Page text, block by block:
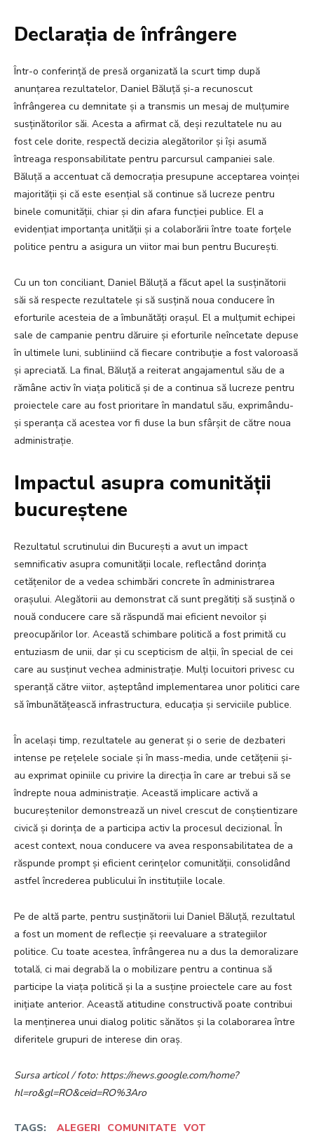
Declarația de înfrângere
Într-o conferință de presă organizată la scurt timp după
anunțarea rezultatelor, Daniel Băluță și-a recunoscut
înfrângerea cu demnitate și a transmis un mesaj de mulțumire
susținătorilor săi. Acesta a afirmat că, deși rezultatele nu au
fost cele dorite, respectă decizia alegătorilor și își asumă
întreaga responsabilitate pentru parcursul campaniei sale.
Băluță a accentuat că democrația presupune acceptarea voinței
majorității și că este esențial să continue să lucreze pentru
binele comunității, chiar și din afara funcției publice. El a
evidențiat importanța unității și a colaborării între toate forțele
politice pentru a asigura un viitor mai bun pentru București.
Cu un ton conciliant, Daniel Băluță a făcut apel la susținătorii
săi să respecte rezultatele și să susțină noua conducere în
eforturile acesteia de a îmbunătăți orașul. El a mulțumit echipei
sale de campanie pentru dăruire și eforturile neîncetate depuse
în ultimele luni, subliniind că fiecare contribuție a fost valoroasă
și apreciată. La final, Băluță a reiterat angajamentul său de a
rămâne activ în viața politică și de a continua să lucreze pentru
proiectele care au fost prioritare în mandatul său, exprimându-
și speranța că acestea vor fi duse la bun sfârșit de către noua
administrație.
Impactul asupra comunității
bucureștene
Rezultatul scrutinului din București a avut un impact
semnificativ asupra comunității locale, reflectând dorința
cetățenilor de a vedea schimbări concrete în administrarea
orașului. Alegătorii au demonstrat că sunt pregătiți să susțină o
nouă conducere care să răspundă mai eficient nevoilor și
preocupărilor lor. Această schimbare politică a fost primită cu
entuziasm de unii, dar și cu scepticism de alții, în special de cei
care au susținut vechea administrație. Mulți locuitori privesc cu
speranță către viitor, așteptând implementarea unor politici care
să îmbunătățească infrastructura, educația și serviciile publice.
În același timp, rezultatele au generat și o serie de dezbateri
intense pe rețelele sociale și în mass-media, unde cetățenii și-
au exprimat opiniile cu privire la direcția în care ar trebui să se
îndrepte noua administrație. Această implicare activă a
bucureștenilor demonstrează un nivel crescut de conștientizare
civică și dorința de a participa activ la procesul decizional. În
acest context, noua conducere va avea responsabilitatea de a
răspunde prompt și eficient cerințelor comunității, consolidând
astfel încrederea publicului în instituțiile locale.
Pe de altă parte, pentru susținătorii lui Daniel Băluță, rezultatul
a fost un moment de reflecție și reevaluare a strategiilor
politice. Cu toate acestea, înfrângerea nu a dus la demoralizare
totală, ci mai degrabă la o mobilizare pentru a continua să
participe la viața politică și la a susține proiectele care au fost
inițiate anterior. Această atitudine constructivă poate contribui
la menținerea unui dialog politic sănătos și la colaborarea între
diferitele grupuri de interese din oraș.
Sursa articol / foto: https://news.google.com/home?
hl=ro&gl=RO&ceid=RO%3Aro
TAGS: ALEGERI COMUNITATE VOT